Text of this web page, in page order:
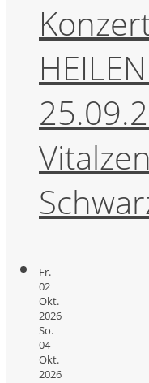
Fr.
02
Okt.
2026
So.
04
Okt.
2026